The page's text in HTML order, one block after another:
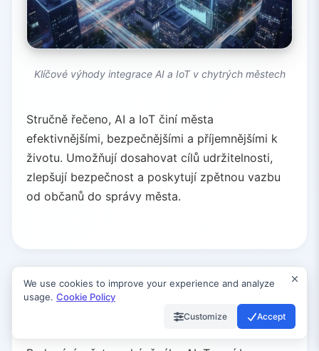
Klíčové výhody integrace AI a IoT v chytrých městech
Stručně řečeno, AI a IoT činí města
efektivnějšími, bezpečnějšími a příjemnějšími k
životu. Umožňují dosahovat cílů udržitelnosti,
zlepšují bezpečnost a poskytují zpětnou vazbu
od občanů do správy města.
Výzvy a úvahy
We use cookies to improve your experience and analyze
usage. Cookie Policy
Customize Accept